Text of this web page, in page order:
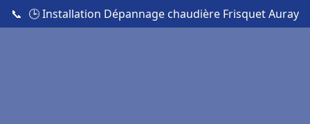
📞 🕒 Installation Dépannage chaudière Frisquet Auray